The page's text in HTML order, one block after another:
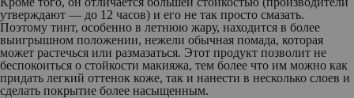
утверждают — до 12 часов) и его не так просто смазать.
Поэтому тинт, особенно в летнюю жару, находится в более
выигрышном положении, нежели обычная помада, которая
может растечься или размазаться. Этот продукт позволит не
беспокоиться о стойкости макияжа, тем более что им можно как
придать легкий оттенок коже, так и нанести в несколько слоев и
сделать покрытие более насыщенным.